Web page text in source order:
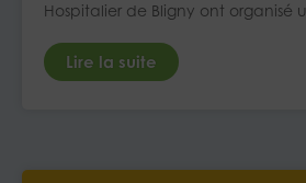
Hospitalier de Bligny ont organisé
Lire la suite